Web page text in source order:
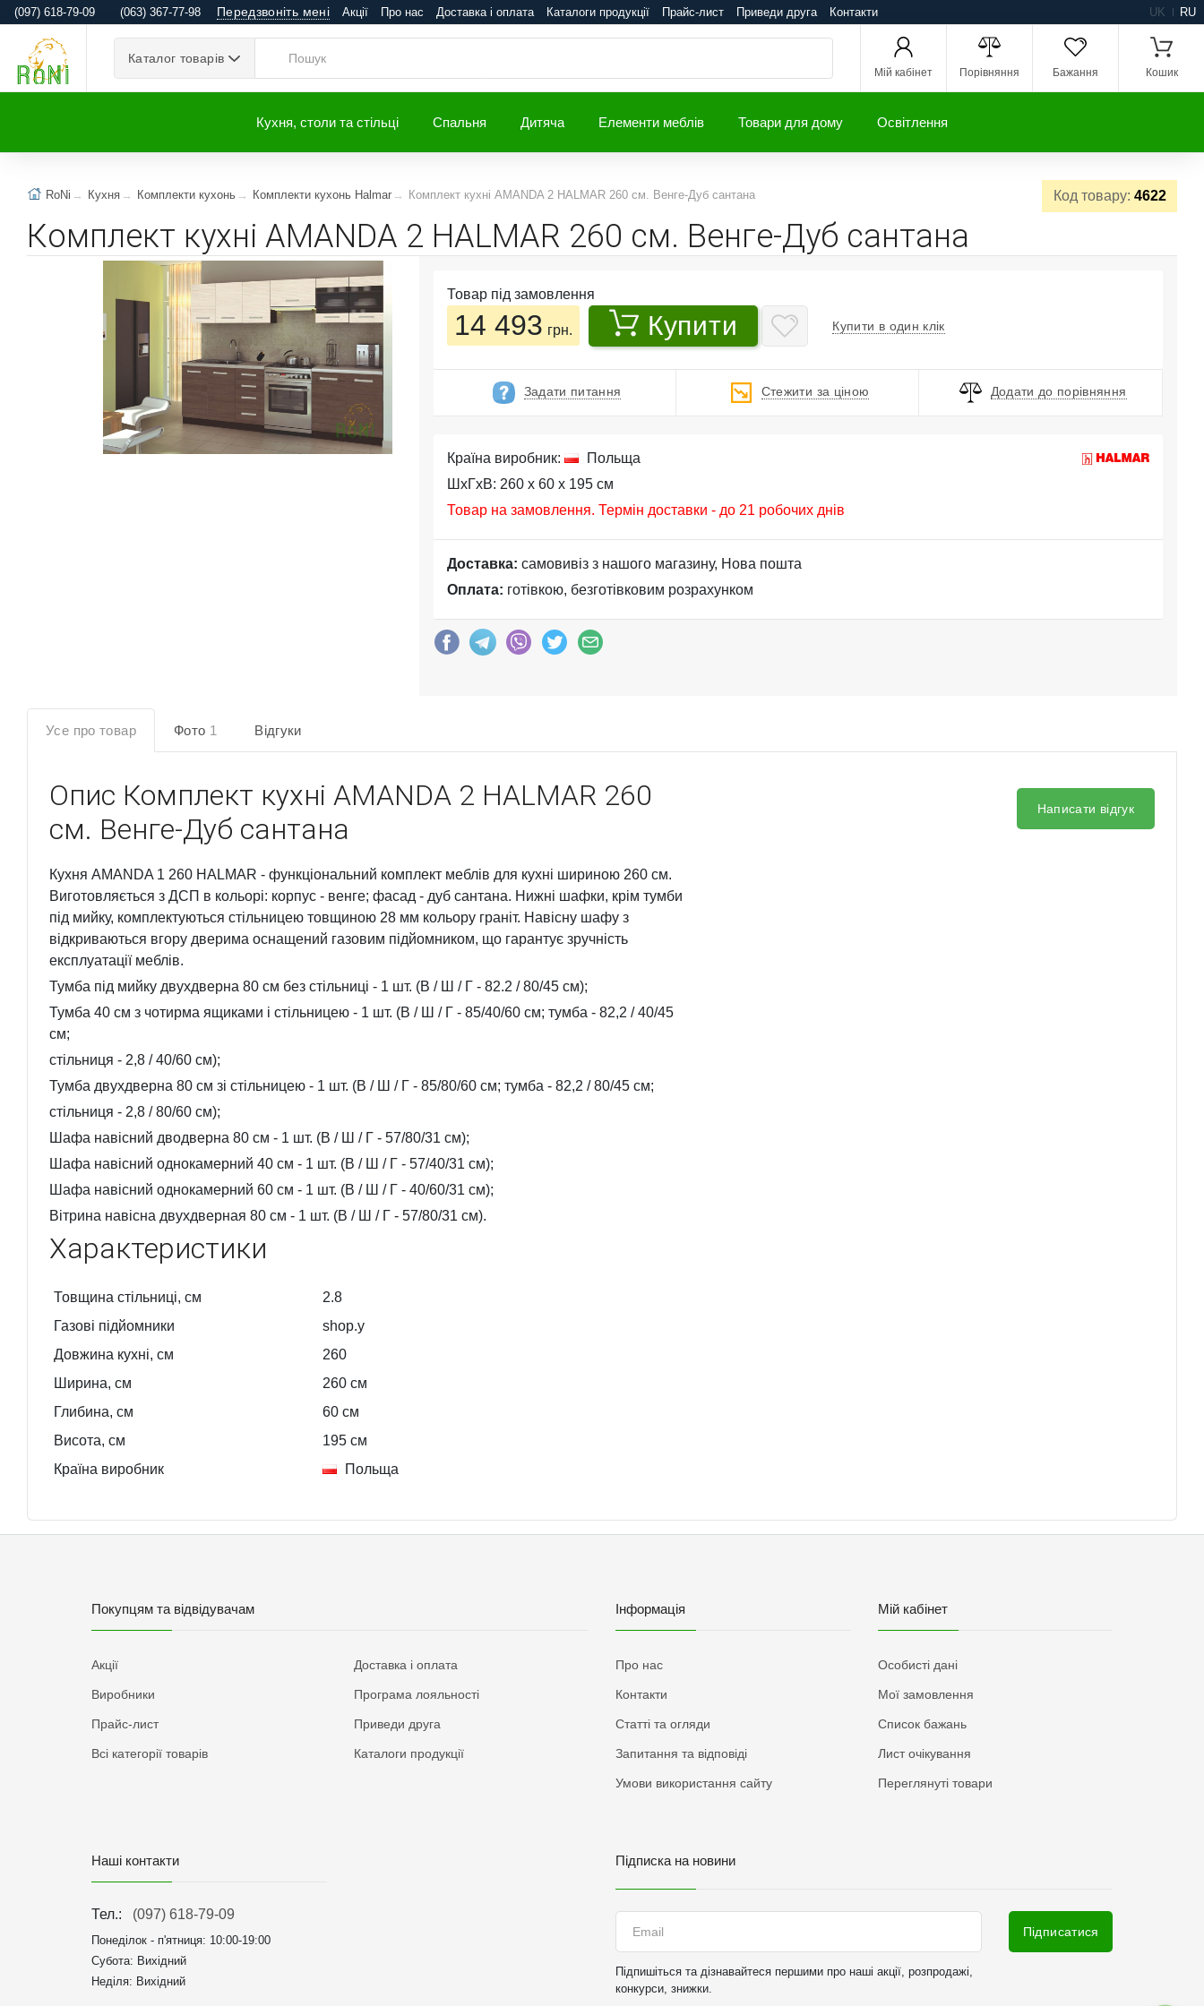
(097) 618-79-09 (063) 367-77-98 Передзвоніть мені Акції Про нас Доставка і оплата Каталоги продукції Прайс-лист Приведи друга Контакти UK RU
Каталог товарів
Мій кабінет Порівняння Бажання Кошик
Кухня, столи та стільці Спальня Дитяча Елементи меблів Товари для дому Освітлення
Код товару: 4622
RoNi Кухня Комплекти кухонь Комплекти кухонь Halmar Комплект кухні AMANDA 2 HALMAR 260 см. Венге-Дуб сантана
Комплект кухні AMANDA 2 HALMAR 260 см. Венге-Дуб сантана
Товар під замовлення
14 493 грн. Купити Купити в один клік
Задати питання Стежити за ціною Додати до порівняння
Країна виробник:
Польща
ШхГхВ: 260 x 60 x 195 см
Товар на замовлення. Термін доставки - до 21 робочих днів
Доставка: самовивіз з нашого магазину, Нова пошта
Оплата: готівкою, безготівковим розрахунком
Усе про товар Фото 1 Відгуки
Опис Комплект кухні AMANDA 2 HALMAR 260
см. Венге-Дуб сантана
Кухня AMANDA 1 260 HALMAR - функціональний комплект меблів для кухні шириною 260 см.
Виготовляється з ДСП в кольорі: корпус - венге; фасад - дуб сантана. Нижні шафки, крім тумби
під мийку, комплектуються стільницею товщиною 28 мм кольору граніт. Навісну шафу з
відкриваються вгору дверима оснащений газовим підйомником, що гарантує зручність
експлуатації меблів.
Тумба під мийку двухдверна 80 см без стільниці - 1 шт. (В / Ш / Г - 82.2 / 80/45 см);
Тумба 40 см з чотирма ящиками і стільницею - 1 шт. (В / Ш / Г - 85/40/60 см; тумба - 82,2 / 40/45
см;
стільниця - 2,8 / 40/60 см);
Тумба двухдверна 80 см зі стільницею - 1 шт. (В / Ш / Г - 85/80/60 см; тумба - 82,2 / 80/45 см;
стільниця - 2,8 / 80/60 см);
Шафа навісний дводверна 80 см - 1 шт. (В / Ш / Г - 57/80/31 см);
Шафа навісний однокамерний 40 см - 1 шт. (В / Ш / Г - 57/40/31 см);
Шафа навісний однокамерний 60 см - 1 шт. (В / Ш / Г - 40/60/31 см);
Вітрина навісна двухдверная 80 см - 1 шт. (В / Ш / Г - 57/80/31 см).
Характеристики
Товщина стільниці, см
2.8
Газові підйомники
shop.y
Довжина кухні, см
260
Ширина, см
260 см
Глибина, см
60 см
Висота, см
195 см
Країна виробник
Польща
Написати відгук
Покупцям та відвідувачам
Акції
Виробники
Прайс-лист
Всі категорії товарів
Доставка і оплата
Програма лояльності
Приведи друга
Каталоги продукції
Інформація
Про нас
Контакти
Статті та огляди
Запитання та відповіді
Умови використання сайту
Мій кабінет
Особисті дані
Мої замовлення
Список бажань
Лист очікування
Переглянуті товари
Наші контакти
Тел.: (097) 618-79-09
Понеділок - п'ятниця: 10:00-19:00
Субота: Вихідний
Неділя: Вихідний
Підписка на новини
Підпишіться та дізнавайтеся першими про наші акції, розпродажі,
конкурси, знижки.
Підписатися